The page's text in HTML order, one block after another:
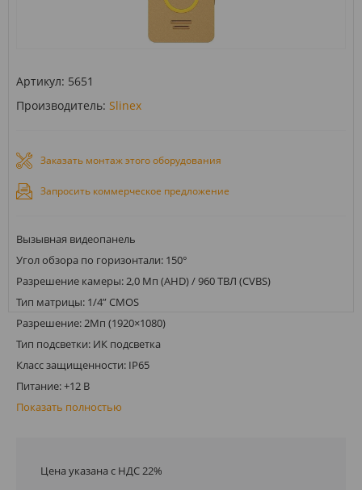
Артикул: 5651
Производитель: Slinex
Заказать монтаж этого оборудования
Запросить коммерческое предложение
Вызывная видеопанель
Угол обзора по горизонтали: 150°
Разрешение камеры: 2,0 Мп (AHD) / 960 ТВЛ (CVBS)
Тип матрицы: 1/4” CMOS
Разрешение: 2Мп (1920×1080)
Тип подсветки: ИК подсветка
Класс защищенности: IP65
Питание: +12 В
Показать полностью
Цена указана с НДС 22%